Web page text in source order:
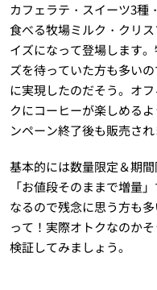
カフェラテ・スイーツ3種
食べる牧場ミルク・クリ
イズになって登場します
ズを待っていた方も多い
に実現したのだそう。オ
クにコーヒーが楽しめる
ンペーン終了後も販売され
基本的には数量限定＆期
「お値段そのままで増量
なるので残念に思う方も
って！実際オトクなのか
検証してみましょう。